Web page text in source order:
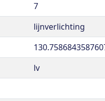
7
lijnverlichting
lv